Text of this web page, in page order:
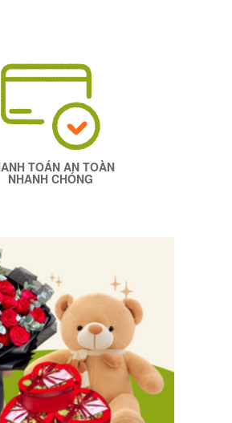
điều ngọt ngào, hạnh
Một chiếc bánh kem ngon
TOÁN AN TOÀN
NHANH CHÓNG